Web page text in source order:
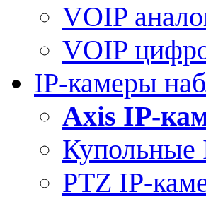
VOIP
VOIP
IP-камеры
Axis IP-
Купольные
PTZ IP-